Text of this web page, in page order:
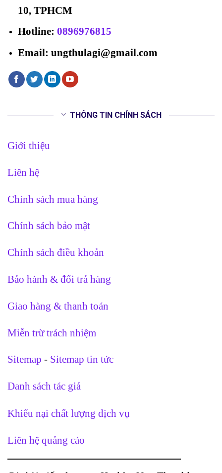
10, TPHCM
Hotline: 0896976815
Email: ungthulagi@gmail.com
THÔNG TIN CHÍNH SÁCH
Giới thiệu
Liên hệ
Chính sách mua hàng
Chính sách bảo mật
Chính sách điều khoản
Bảo hành & đổi trả hàng
Giao hàng & thanh toán
Miễn trừ trách nhiệm
Sitemap - Sitemap tin tức
Danh sách tác giả
Khiếu nại chất lượng dịch vụ
Liên hệ quảng cáo